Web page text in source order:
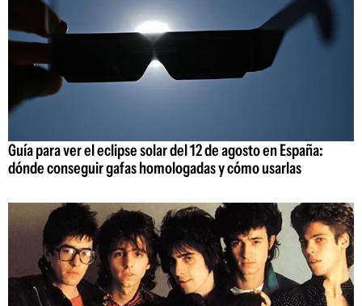
Guía para ver el eclipse solar del 12 de agosto en España:
dónde conseguir gafas homologadas y cómo usarlas